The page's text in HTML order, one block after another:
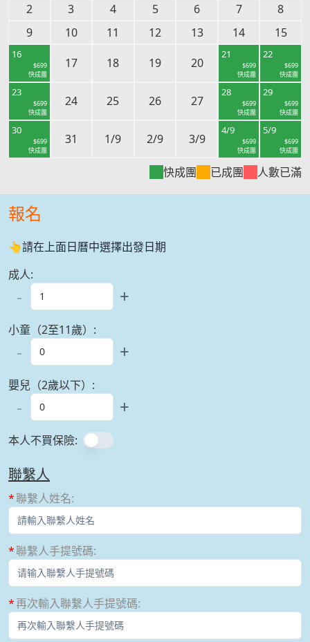
2
3 4 5 6 7
8
9
10 11 12 13 14 15
16
$699
快成團
17 18 19 20
21
$699
快成團
22
$699
快成團
23
$699
快成團
24 25 26 27
28
$699
快成團
29
$699
快成團
30
$699
快成團
31 1/9 2/9 3/9
4/9
$699
快成團
5/9
$699
快成團
快成團 已成團 人數已滿
報名
👆請在上面日曆中選擇出發日期
成人:
- +
小童（2至11歲） :
- +
嬰兒（2歲以下） :
- +
本人不買保險:
聯繫人
聯繫人姓名:
聯繫人手提號碼:
再次輸入聯繫人手提號碼: